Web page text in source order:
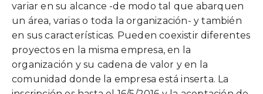
variar en su alcance -de modo tal que abarquen
un área, varias o toda la organización- y también
en sus características. Pueden coexistir diferentes
proyectos en la misma empresa, en la
organización y su cadena de valor y en la
comunidad donde la empresa está inserta. La